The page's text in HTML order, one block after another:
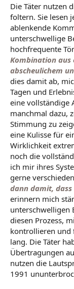
Die Täter nutzen
foltern. Sie lesen
ablenkende
unterschwellige
hochfrequente
Kombination aus
abscheulichem
dies damit ab,
Tagen und
eine vollständige
manchmal dazu,
Stimmung zu
eine Kulisse für
Wirklichkeit
noch die
ich mir ihres
gerne
dann damit, dass
erinnern mich
unterschwelligen
diesen Prozess,
kontrollieren und
lang. Die Täter
Übertragungen
nutzen die
1991